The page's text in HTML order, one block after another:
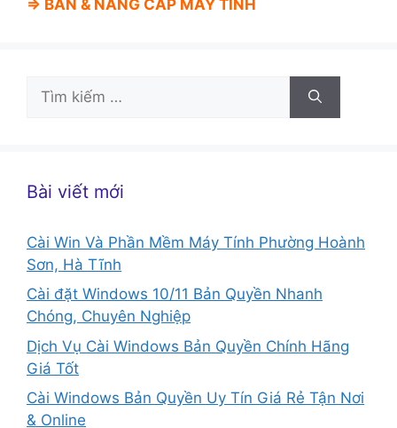
⇒ BÁN & NÂNG CẤP MÁY TÍNH
Tìm
kiếm
Bài viết mới
Cài Win Và Phần Mềm Máy Tính Phường Hoành
Sơn, Hà Tĩnh
Cài đặt Windows 10/11 Bản Quyền Nhanh
Chóng, Chuyên Nghiệp
Dịch Vụ Cài Windows Bản Quyền Chính Hãng
Giá Tốt
Cài Windows Bản Quyền Uy Tín Giá Rẻ Tận Nơi
& Online